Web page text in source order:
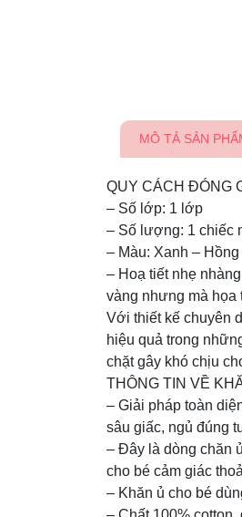
MÔ TẢ SẢN
QUY CÁCH ĐÓNG
– Số lớp: 1 lớp
– Số lượng: 1 chiếc
– Màu: Xanh –
– Hoạ tiết nhẹ
vàng nhưng mà họa
Với thiết kế chuyên
hiệu quả trong
chặt gây khó chịu
THÔNG TIN VỀ
– Giải pháp toàn
sâu giấc, ngủ đúng
– Đây là dòng chăn
cho bé cảm giác
– Khăn ủ cho bé